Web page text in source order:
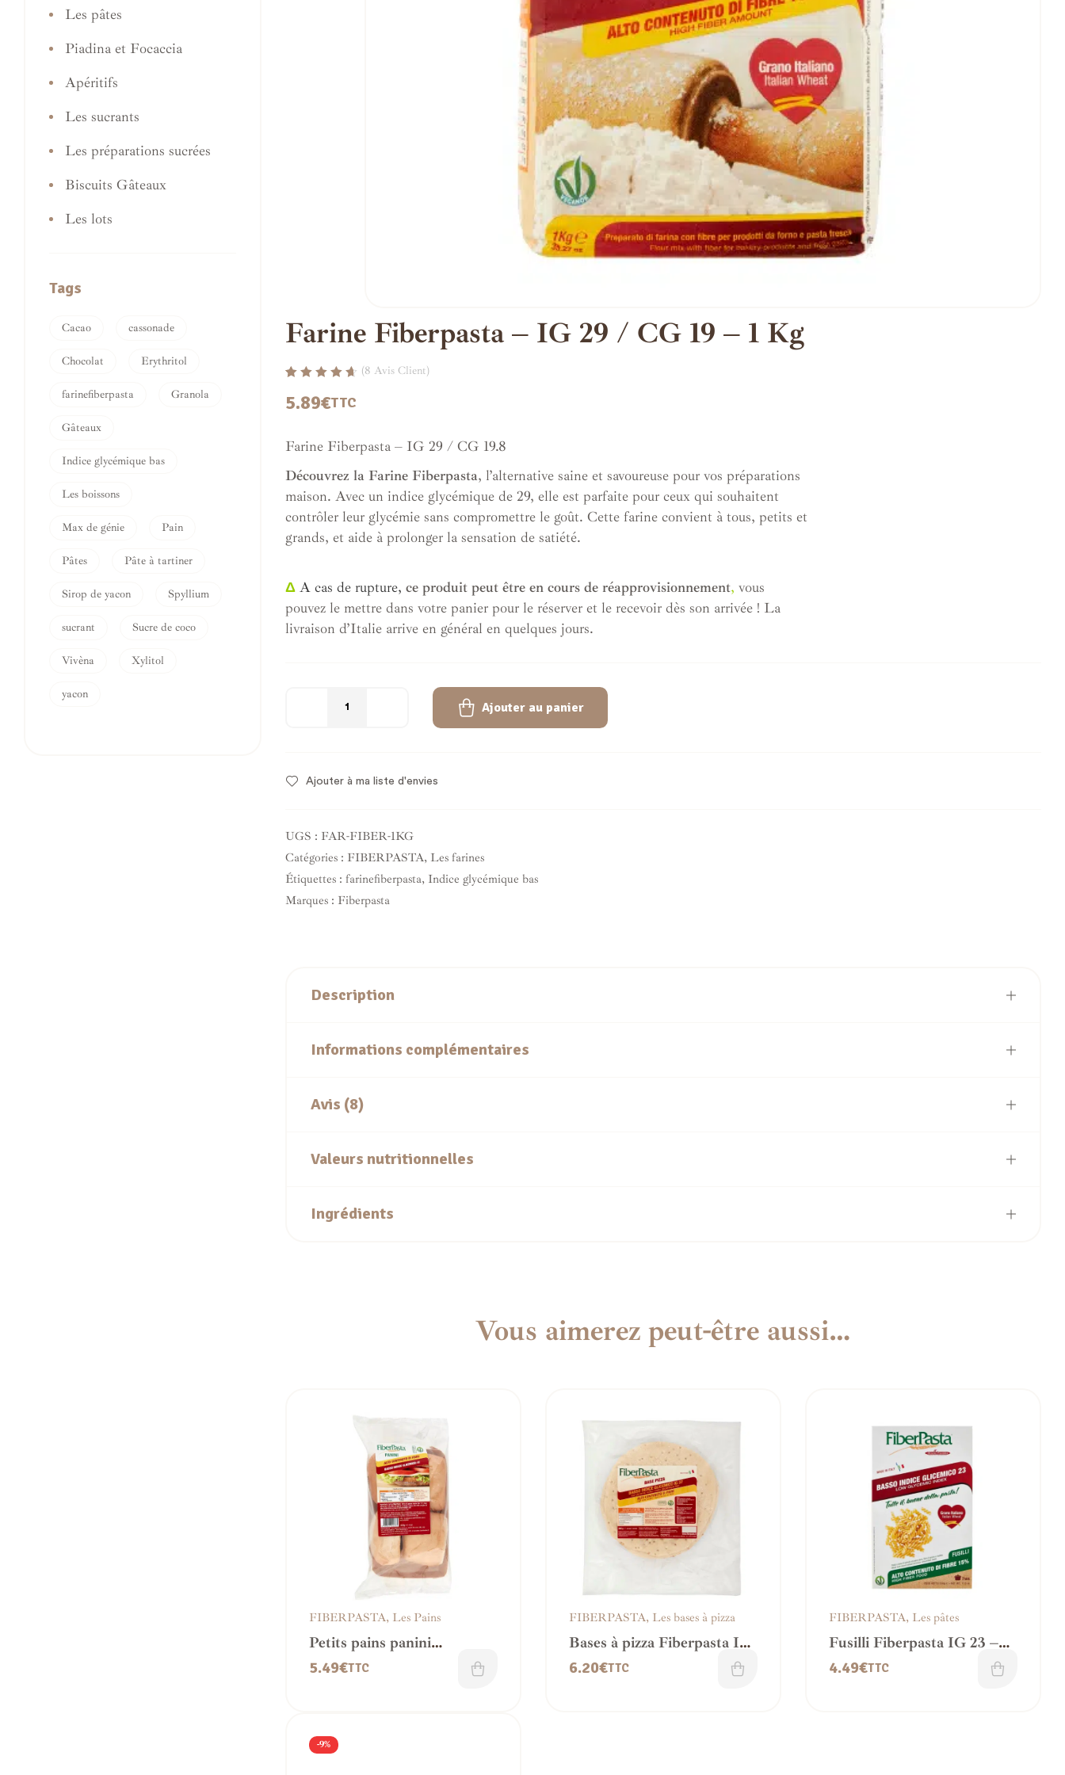
Farine Fiberpasta – IG 29 / CG 19 – 1 Kg
sur 5 basé
notations
(8 Avis Client)
5.89€TTC
Farine Fiberpasta – IG 29 / CG 19.8
Découvrez la Farine Fiberpasta, l’alternative saine et savoureuse pour vos préparations
maison. Avec un indice glycémique de 29, elle est parfaite pour ceux qui souhaitent
contrôler leur glycémie sans compromettre le goût. Cette farine convient à tous, petits et
grands, et aide à prolonger la sensation de satiété.
Δ A cas de rupture, ce produit peut être en cours de réapprovisionnement, vous
pouvez le mettre dans votre panier pour le réserver et le recevoir dès son arrivée ! La
livraison d’Italie arrive en général en quelques jours.
Ajouter au panier
Ajouter à ma liste d'envies
UGS : FAR-FIBER-1KG
Catégories : FIBERPASTA, Les farines
Étiquettes : farinefiberpasta, Indice glycémique bas
Marques : Fiberpasta
Description
Informations complémentaires
Avis (8)
Valeurs nutritionnelles
Ingrédients
Vous aimerez peut-être aussi…
FIBERPASTA, Les Pains
Petits pains panini
Fiberpasta – IG 41
5.49€TTC
FIBERPASTA, Les bases à pizza
Bases à pizza Fiberpasta IG
37 – Faible IG & vegan
6.20€TTC
FIBERPASTA, Les pâtes
Fusilli Fiberpasta IG 23 –
Riche en Fibres
4.49€TTC
-9%
Les pâtes
Piadina et Focaccia
Apéritifs
Les sucrants
Les préparations sucrées
Biscuits Gâteaux
Les lots
Tags
Cacao cassonade
Chocolat Erythritol
farinefiberpasta Granola
Gâteaux
Indice glycémique bas
Les boissons
Max de génie Pain
Pâtes Pâte à tartiner
Sirop de yacon Spyllium
sucrant Sucre de coco
Vivèna Xylitol
yacon